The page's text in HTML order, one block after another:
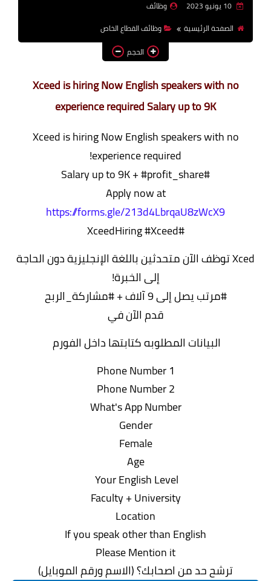
بالجامعات والمعاهد
اخبار
10 يونيو 2023
وظائف
الصفحة الرئيسية
وظائف القطاع الخاص
الحجم
Xceed is hiring Now English speakers with no
experience required Salary up to 9K
Xceed is hiring Now English speakers with no
experience required!
#Salary up to 9K + #profit_share
Apply now at
https://forms.gle/213d4LbrqaU8zWcX9
#XceedHiring #Xceed
Xced توظف الآن متحدثين باللغة الإنجليزية دون الحاجة
إلى الخبرة!
#مرتب يصل إلى 9 آلاف + #مشاركة_الربح
قدم الآن في
البيانات المطلوبه كتابتها داخل الفورم
Phone Number 1
Phone Number 2
What's App Number
Gender
Female
Age
Your English Level
Faculty + University
Location
If you speak other than English
Please Mention it
ترشح حد من اصحابك؟ (الاسم ورقم الموبايل)